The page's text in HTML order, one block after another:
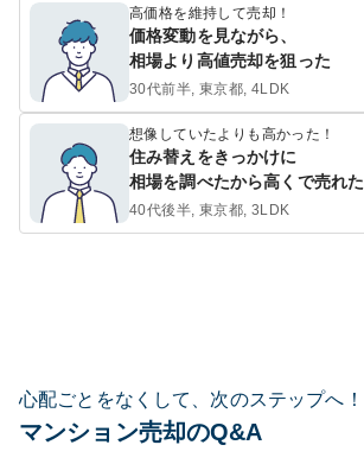
高価格を維持して売却！
価格変動を見ながら、
相場より高値売却を狙った
30代前半, 東京都, 4LDK
想像していたよりも高かった！
住み替えをきっかけに
相場を調べたから高くで売れた
40代後半, 東京都, 3LDK
心配ごとをなくして、次のステップへ！
マンション売却のQ&A